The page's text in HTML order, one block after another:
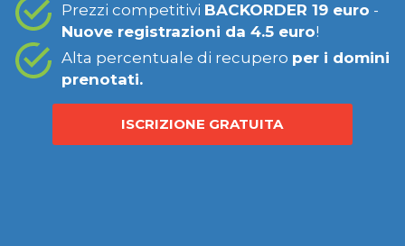
Prezzi competitivi BACKORDER 19 euro -
Nuove registrazioni da 4.5 euro!
Alta percentuale di recupero per i domini
prenotati.
ISCRIZIONE GRATUITA